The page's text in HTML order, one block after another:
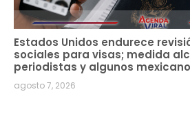
Estados Unidos endurece
sociales para visas; medida
periodistas y algunos
agosto 7, 2026